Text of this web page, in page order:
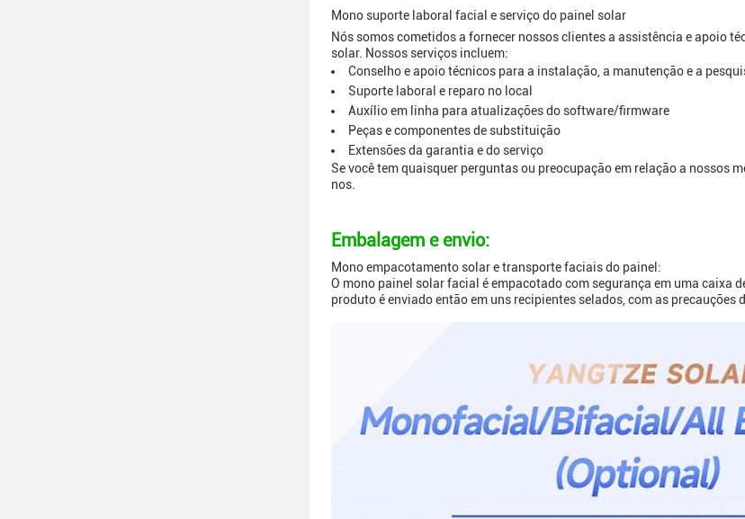
Mono suporte laboral facial e serviço do painel solar
Nós somos cometidos a fornecer nossos clientes a assistência e apoio
solar. Nossos serviços incluem:
Conselho e apoio técnicos para a instalação, a manutenção e a
Suporte laboral e reparo no local
Auxílio em linha para atualizações do software/firmware
Peças e componentes de substituição
Extensões da garantia e do serviço
Se você tem quaisquer perguntas ou preocupação em relação a
nos.
Embalagem e envio:
Mono empacotamento solar e transporte faciais do painel:
O mono painel solar facial é empacotado com segurança em uma caixa
produto é enviado então em uns recipientes selados, com as